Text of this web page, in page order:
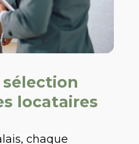
sélection
locataires
chaque